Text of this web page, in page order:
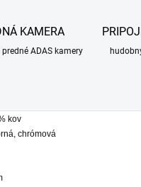
KAMERA
ADAS kamery
kov
chrómová